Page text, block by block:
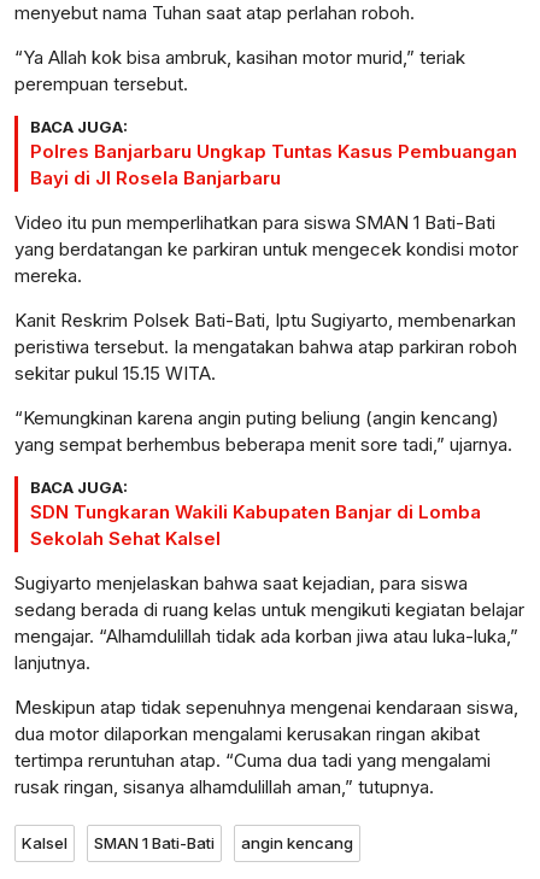
menyebut nama Tuhan saat atap perlahan roboh.
“Ya Allah kok bisa ambruk, kasihan motor murid,” teriak
perempuan tersebut.
BACA JUGA:
Polres Banjarbaru Ungkap Tuntas Kasus Pembuangan
Bayi di Jl Rosela Banjarbaru
Video itu pun memperlihatkan para siswa SMAN 1 Bati-Bati
yang berdatangan ke parkiran untuk mengecek kondisi motor
mereka.
Kanit Reskrim Polsek Bati-Bati, Iptu Sugiyarto, membenarkan
peristiwa tersebut. Ia mengatakan bahwa atap parkiran roboh
sekitar pukul 15.15 WITA.
“Kemungkinan karena angin puting beliung (angin kencang)
yang sempat berhembus beberapa menit sore tadi,” ujarnya.
BACA JUGA:
SDN Tungkaran Wakili Kabupaten Banjar di Lomba
Sekolah Sehat Kalsel
Sugiyarto menjelaskan bahwa saat kejadian, para siswa
sedang berada di ruang kelas untuk mengikuti kegiatan belajar
mengajar. “Alhamdulillah tidak ada korban jiwa atau luka-luka,”
lanjutnya.
Meskipun atap tidak sepenuhnya mengenai kendaraan siswa,
dua motor dilaporkan mengalami kerusakan ringan akibat
tertimpa reruntuhan atap. “Cuma dua tadi yang mengalami
rusak ringan, sisanya alhamdulillah aman,” tutupnya.
Kalsel SMAN 1 Bati-Bati angin kencang